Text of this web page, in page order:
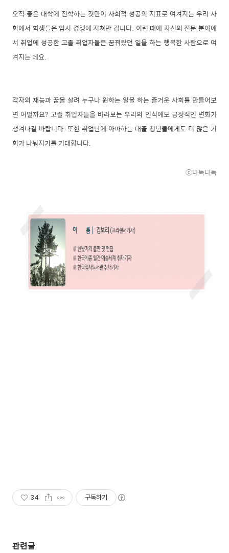
오직 좋은 대학에 진학하는 것만이 사회적 성공의 지표로 여겨지는 우리 사
회에서 학생들은 입시 경쟁에 지쳐만 갑니다. 이런 때에 자신의 전문 분야에
서 취업에 성공한 고졸 취업자들은 꿈꿔왔던 일을 하는 행복한 사람으로 여
겨지는 데요.
각자의 재능과 꿈을 살려 누구나 원하는 일을 하는 즐거운 사회를 만들어보
면 어떨까요? 고졸 취업자들을 바라보는 우리의 인식에도 긍정적인 변화가
생겨나길 바랍니다. 또한 취업난에 아파하는 대졸 청년들에게도 더 많은 기
회가 나눠지기를 기대합니다.
ⓒ다독다독
34 구독하기
관련글